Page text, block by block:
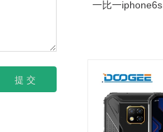
一比一iphone6s